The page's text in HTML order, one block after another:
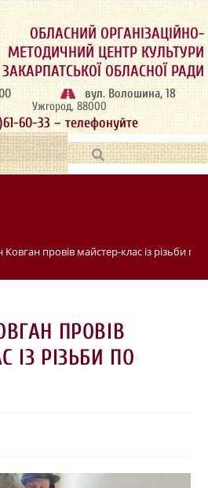
ОБЛАСНИЙ ОРГАНІЗАЦІЙНО-
МЕТОДИЧНИЙ ЦЕНТР КУЛЬТУРИ
ЗАКАРПАТСЬКОЇ ОБЛАСНОЇ РАДИ
вул. Волошина, 18
Ужгород, 88000
60-33 – телефонуйте
Ковган провів майстер-клас із різьби по
ПРОВІВ
ІЗ РІЗЬБИ ПО